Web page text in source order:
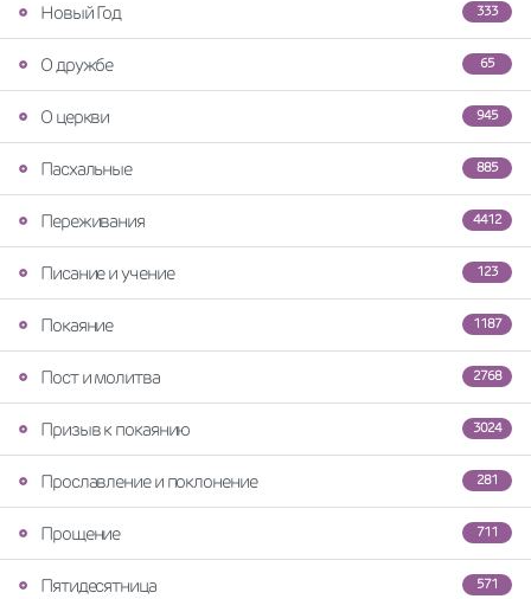
333
Новый Год
65
О дружбе
945
О церкви
885
Пасхальные
4412
Переживания
123
Писание и учение
1187
Покаяние
2768
Пост и молитва
3024
Призыв к покаянию
281
Прославление и поклонение
711
Прощение
571
Пятидесятница